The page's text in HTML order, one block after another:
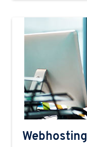
Webhosting